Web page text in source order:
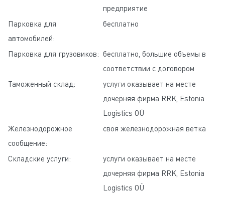
предприятие
Парковка для
автомобилей:
бесплатно
Парковка для грузовиков: бесплатно, большие объемы в
соответствии с договором
Таможенный склад:
услуги оказывает на месте
дочерняя фирма RRK, Estonia
Logistics OÜ
Железнодорожное
сообщение:
своя железнодорожная ветка
Складские услуги:
услуги оказывает на месте
дочерняя фирма RRK, Estonia
Logistics OÜ